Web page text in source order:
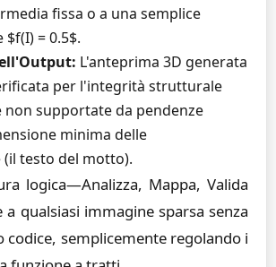
fissa o a una semplice
= 0.5$.
L'anteprima 3D generata
per l'integrità strutturale
non supportate da pendenze
minima delle
testo del motto).
logica—Analizza, Mappa, Valida
qualsiasi immagine sparsa senza
codice, semplicemente regolando i